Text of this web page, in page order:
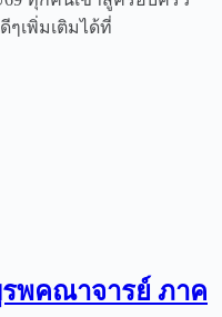
ๆเพิ่มเติมได้ที่
พคณาจารย์ ภาค